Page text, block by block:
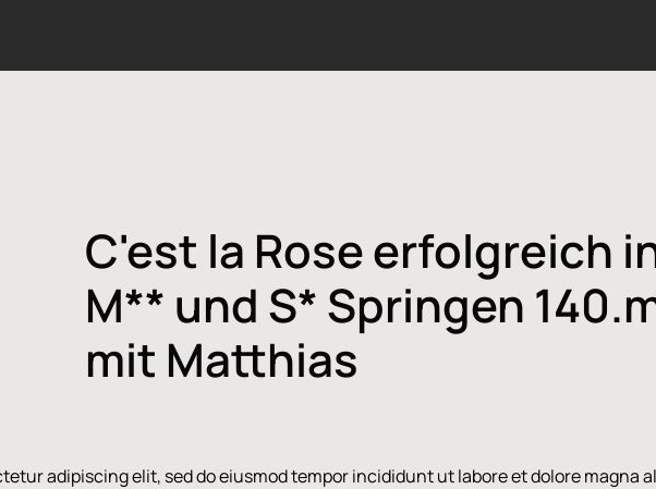
C'est la Rose erfolgreich
M** und S* Springen
mit Matthias
adipiscing elit, sed do eiusmod tempor incididunt ut labore et dolore magna